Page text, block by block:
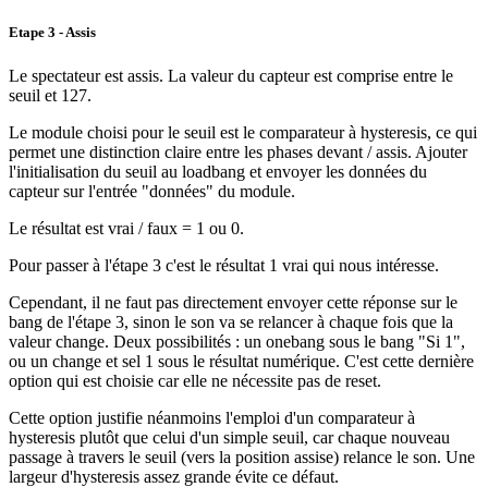
Etape 3 - Assis
Le spectateur est assis. La valeur du capteur est comprise entre le
seuil et 127.
Le module choisi pour le seuil est le comparateur à hysteresis, ce qui
permet une distinction claire entre les phases devant / assis. Ajouter
l'initialisation du seuil au loadbang et envoyer les données du
capteur sur l'entrée "données" du module.
Le résultat est vrai / faux = 1 ou 0.
Pour passer à l'étape 3 c'est le résultat 1 vrai qui nous intéresse.
Cependant, il ne faut pas directement envoyer cette réponse sur le
bang de l'étape 3, sinon le son va se relancer à chaque fois que la
valeur change. Deux possibilités : un onebang sous le bang "Si 1",
ou un change et sel 1 sous le résultat numérique. C'est cette dernière
option qui est choisie car elle ne nécessite pas de reset.
Cette option justifie néanmoins l'emploi d'un comparateur à
hysteresis plutôt que celui d'un simple seuil, car chaque nouveau
passage à travers le seuil (vers la position assise) relance le son. Une
largeur d'hysteresis assez grande évite ce défaut.